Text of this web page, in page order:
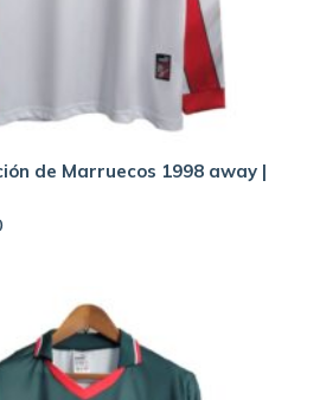
de Marruecos 1998 away |